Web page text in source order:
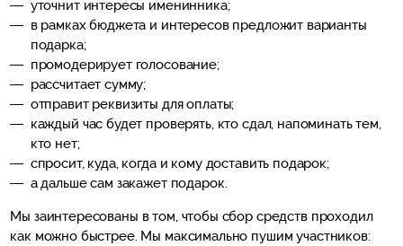
уточнит интересы именинника;
в рамках бюджета и интересов предложит варианты
подарка;
промодерирует голосование;
рассчитает сумму;
отправит реквизиты для оплаты;
каждый час будет проверять, кто сдал, напоминать тем,
кто нет;
спросит, куда, когда и кому доставить подарок;
а дальше сам закажет подарок.
Мы заинтересованы в том, чтобы сбор средств проходил
как можно быстрее. Мы максимально пушим участников: